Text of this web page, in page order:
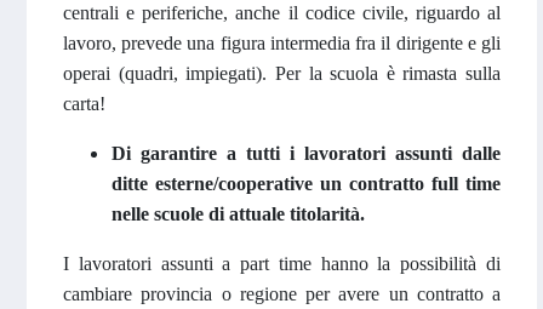
centrali e periferiche, anche il codice civile, riguardo al
lavoro, prevede una figura intermedia fra il dirigente e gli
operai (quadri, impiegati). Per la scuola è rimasta sulla
carta!
Di garantire a tutti i lavoratori assunti dalle
ditte esterne/cooperative un contratto full time
nelle scuole di attuale titolarità.
I lavoratori assunti a part time hanno la possibilità di
cambiare provincia o regione per avere un contratto a